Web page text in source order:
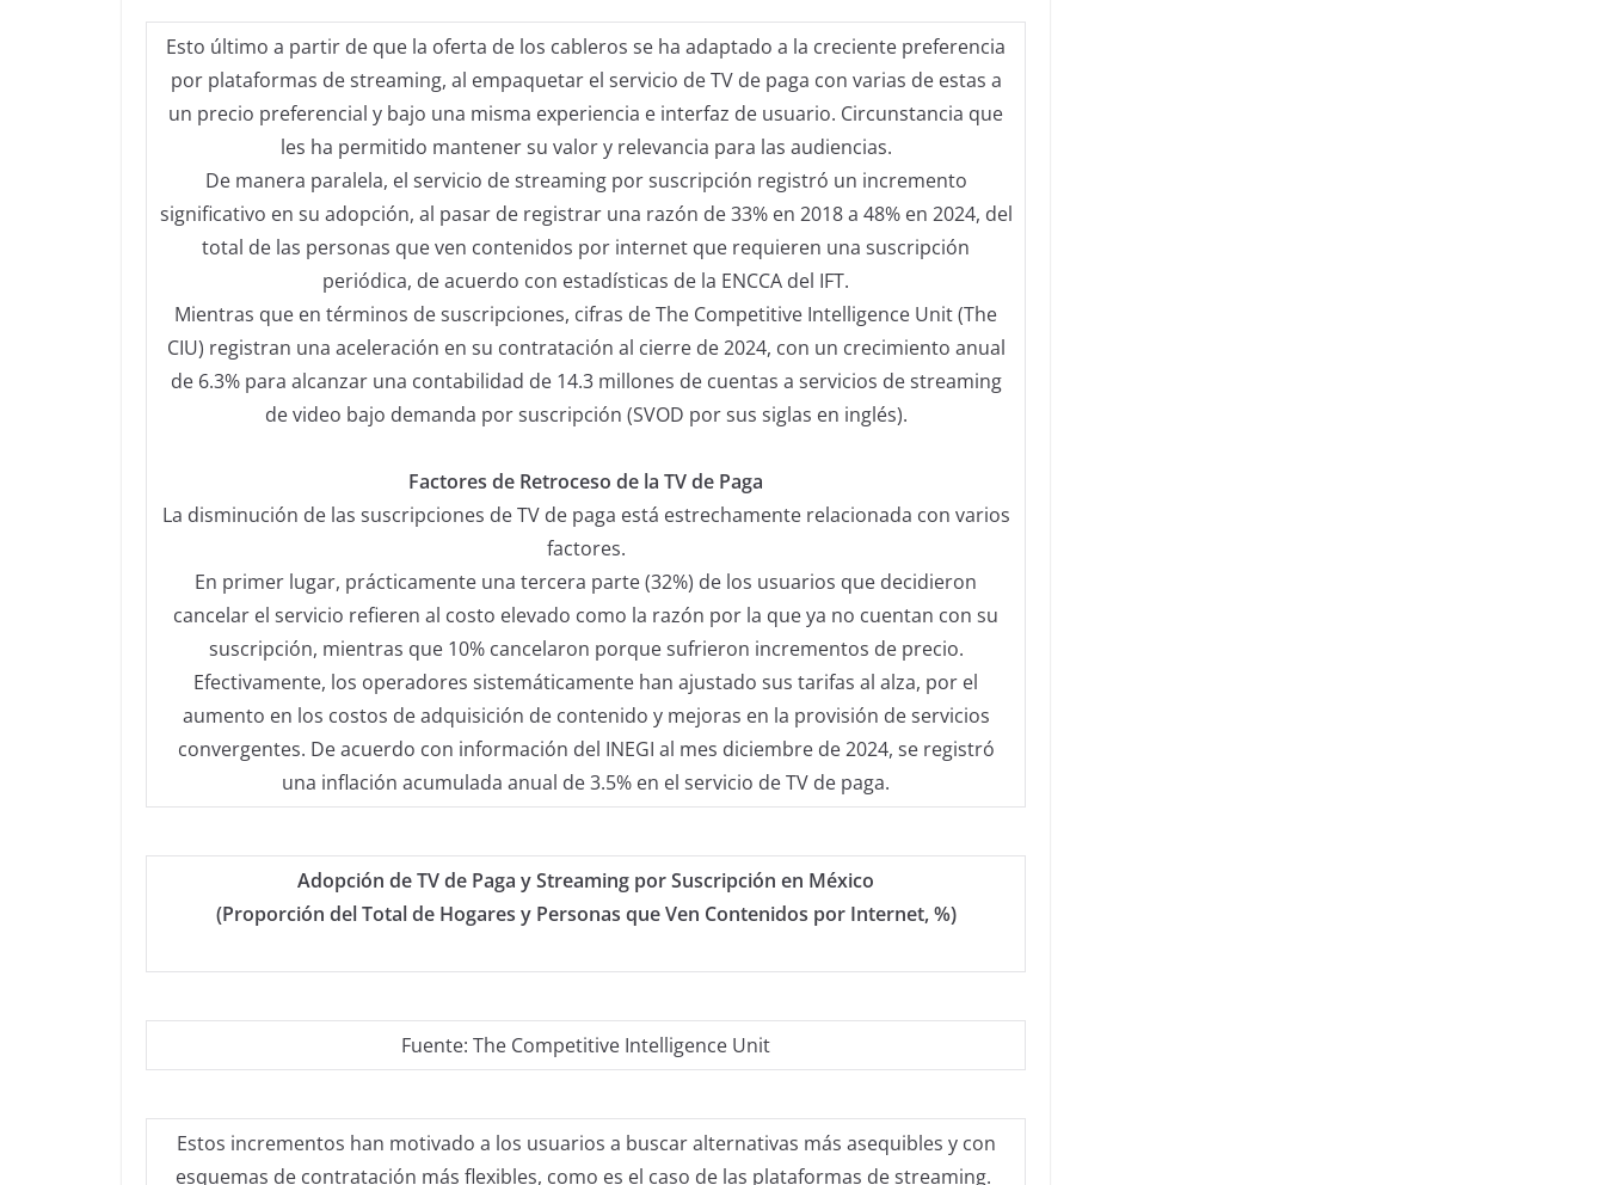
Esto último a partir de que la oferta de los cableros se ha adaptado a la creciente preferencia
por plataformas de streaming, al empaquetar el servicio de TV de paga con varias de estas a
un precio preferencial y bajo una misma experiencia e interfaz de usuario. Circunstancia que
les ha permitido mantener su valor y relevancia para las audiencias.
De manera paralela, el servicio de streaming por suscripción registró un incremento
significativo en su adopción, al pasar de registrar una razón de 33% en 2018 a 48% en 2024, del
total de las personas que ven contenidos por internet que requieren una suscripción
periódica, de acuerdo con estadísticas de la ENCCA del IFT.
Mientras que en términos de suscripciones, cifras de The Competitive Intelligence Unit (The
CIU) registran una aceleración en su contratación al cierre de 2024, con un crecimiento anual
de 6.3% para alcanzar una contabilidad de 14.3 millones de cuentas a servicios de streaming
de video bajo demanda por suscripción (SVOD por sus siglas en inglés).
Factores de Retroceso de la TV de Paga
La disminución de las suscripciones de TV de paga está estrechamente relacionada con varios
factores.
En primer lugar, prácticamente una tercera parte (32%) de los usuarios que decidieron
cancelar el servicio refieren al costo elevado como la razón por la que ya no cuentan con su
suscripción, mientras que 10% cancelaron porque sufrieron incrementos de precio.
Efectivamente, los operadores sistemáticamente han ajustado sus tarifas al alza, por el
aumento en los costos de adquisición de contenido y mejoras en la provisión de servicios
convergentes. De acuerdo con información del INEGI al mes diciembre de 2024, se registró
una inflación acumulada anual de 3.5% en el servicio de TV de paga.
Adopción de TV de Paga y Streaming por Suscripción en México
(Proporción del Total de Hogares y Personas que Ven Contenidos por Internet, %)
Fuente: The Competitive Intelligence Unit
Estos incrementos han motivado a los usuarios a buscar alternativas más asequibles y con
esquemas de contratación más flexibles, como es el caso de las plataformas de streaming. ​